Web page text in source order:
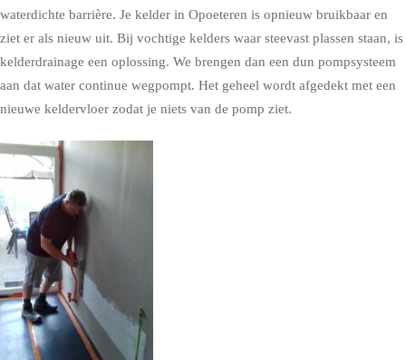
waterdichte barrière. Je kelder in Opoeteren is opnieuw bruikbaar en
ziet er als nieuw uit. Bij vochtige kelders waar steevast plassen staan, is
kelderdrainage een oplossing. We brengen dan een dun pompsysteem
aan dat water continue wegpompt. Het geheel wordt afgedekt met een
nieuwe keldervloer zodat je niets van de pomp ziet.